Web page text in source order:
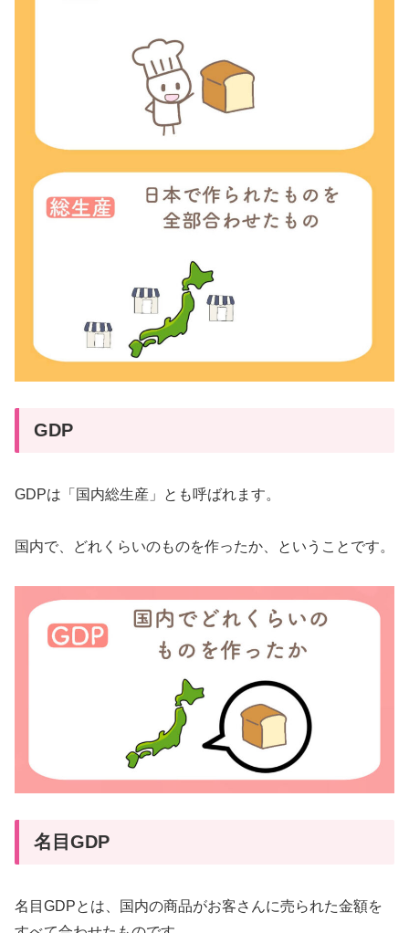
GDP
GDPは「国内総生産」とも呼ばれます。
国内で、どれくらいのものを作ったか、ということです。
名目GDP
名目GDPとは、国内の商品がお客さんに売られた金額を